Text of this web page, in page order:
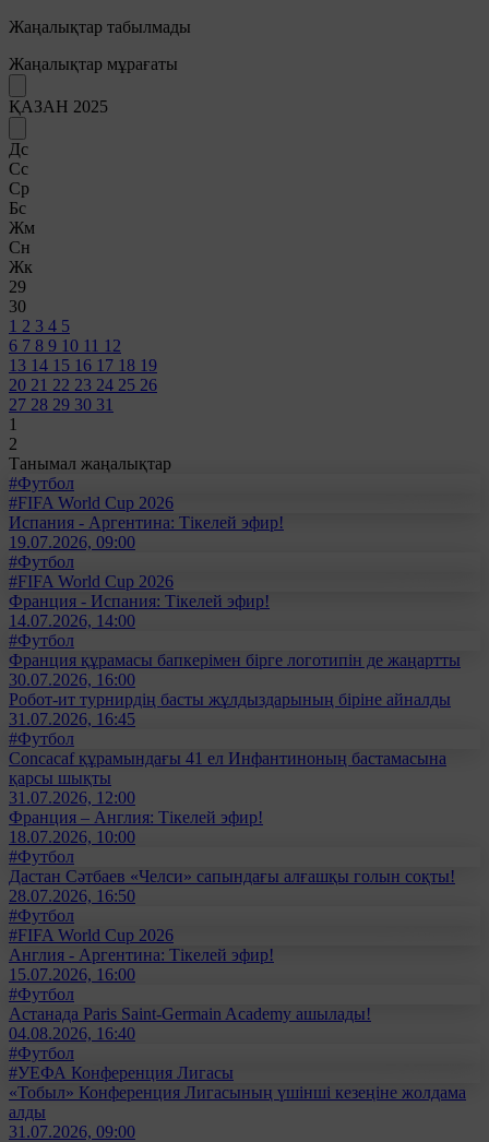
Жаңалықтар табылмады
Жаңалықтар мұрағаты
ҚАЗАН 2025
Дс
Сс
Ср
Бс
Жм
Сн
Жк
29
30
1 2 3 4 5
6 7 8 9 10 11 12
13 14 15 16 17 18 19
20 21 22 23 24 25 26
27 28 29 30 31
1
2
Танымал жаңалықтар
#Футбол
#FIFA World Cup 2026
Испания - Аргентина: Тікелей эфир!
19.07.2026, 09:00
#Футбол
#FIFA World Cup 2026
Франция - Испания: Тікелей эфир!
14.07.2026, 14:00
#Футбол
Франция құрамасы бапкерімен бірге логотипін де жаңартты
30.07.2026, 16:00
Робот-ит турнирдің басты жұлдыздарының біріне айналды
31.07.2026, 16:45
#Футбол
Concacaf құрамындағы 41 ел Инфантиноның бастамасына
қарсы шықты
31.07.2026, 12:00
Франция – Англия: Тікелей эфир!
18.07.2026, 10:00
#Футбол
Дастан Сәтбаев «Челси» сапындағы алғашқы голын соқты!
28.07.2026, 16:50
#Футбол
#FIFA World Cup 2026
Англия - Аргентина: Тікелей эфир!
15.07.2026, 16:00
#Футбол
Астанада Paris Saint-Germain Academy ашылады!
04.08.2026, 16:40
#Футбол
#УЕФА Конференция Лигасы
«Тобыл» Конференция Лигасының үшінші кезеңіне жолдама
алды
31.07.2026, 09:00